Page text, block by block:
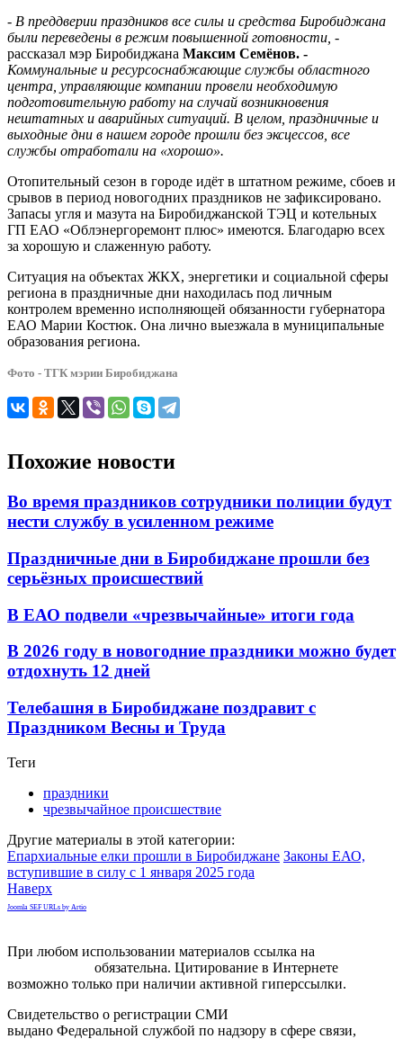
- В преддверии праздников все силы и средства Биробиджана
были переведены в режим повышенной готовности, -
рассказал мэр Биробиджана Максим Семёнов. -
Коммунальные и ресурсоснабжающие службы областного
центра, управляющие компании провели необходимую
подготовительную работу на случай возникновения
нештатных и аварийных ситуаций. В целом, праздничные и
выходные дни в нашем городе прошли без эксцессов, все
службы отработали на «хорошо».
Отопительный сезон в городе идёт в штатном режиме, сбоев и
срывов в период новогодних праздников не зафиксировано.
Запасы угля и мазута на Биробиджанской ТЭЦ и котельных
ГП ЕАО «Облэнергоремонт плюс» имеются. Благодарю всех
за хорошую и слаженную работу.
Ситуация на объектах ЖКХ, энергетики и социальной сферы
региона в праздничные дни находилась под личным
контролем временно исполняющей обязанности губернатора
ЕАО Марии Костюк. Она лично выезжала в муниципальные
образования региона.
Фото - ТГК мэрии Биробиджана
Похожие новости
Во время праздников сотрудники полиции будут
нести службу в усиленном режиме
Праздничные дни в Биробиджане прошли без
серьёзных происшествий
В ЕАО подвели «чрезвычайные» итоги года
В 2026 году в новогодние праздники можно будет
отдохнуть 12 дней
Телебашня в Биробиджане поздравит с
Праздником Весны и Труда
Теги
праздники
чрезвычайное происшествие
Другие материалы в этой категории:
Епархиальные елки прошли в Биробиджане Законы ЕАО,
вступившие в силу с 1 января 2025 года
Наверх
Joomla SEF URLs by Artio
При любом использовании материалов ссылка на
обязательна. Цитирование в Интернете
возможно только при наличии активной гиперссылки.
Свидетельство о регистрации СМИ
выдано Федеральной службой по надзору в сфере связи,